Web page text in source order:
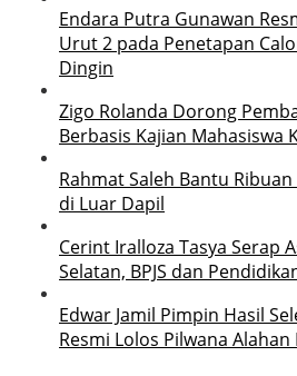
Endara Putra Gunawan
Urut 2 pada Penetapan
Dingin
Zigo Rolanda Dorong
Berbasis Kajian Mahasiswa
Rahmat Saleh Bantu
di Luar Dapil
Cerint Iralloza Tasya Serap
Selatan, BPJS dan
Edwar Jamil Pimpin Hasil
Resmi Lolos Pilwana Alahan